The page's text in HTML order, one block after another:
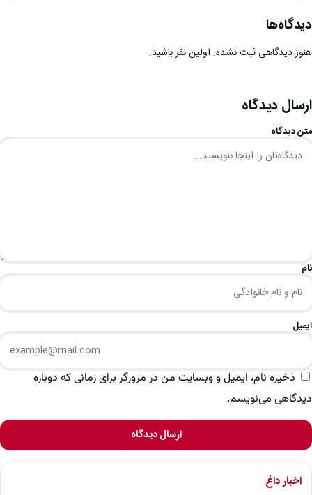
دیدگاه‌ها
هنوز دیدگاهی ثبت نشده. اولین نفر باشید.
ارسال دیدگاه
متن دیدگاه
نام
ایمیل
ذخیره نام، ایمیل و وبسایت من در مرورگر برای زمانی که دوباره
دیدگاهی می‌نویسم.
ارسال دیدگاه
اخبار داغ